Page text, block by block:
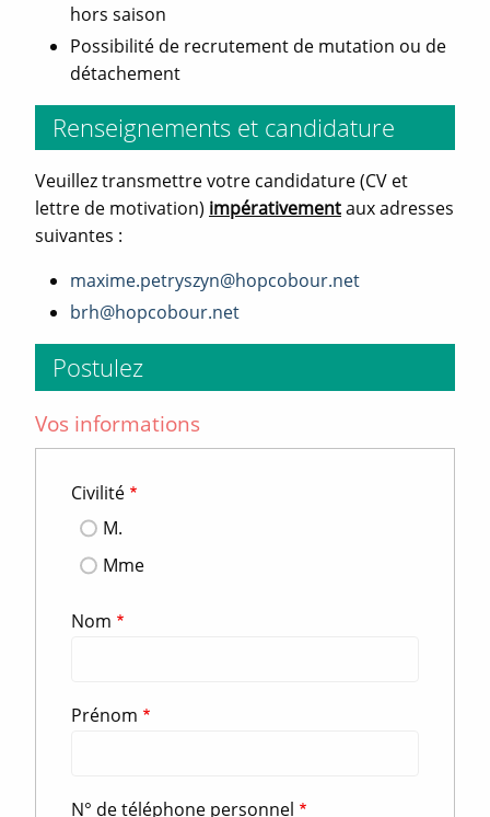
hors saison
Possibilité de recrutement de mutation ou de
détachement
Renseignements et candidature
Veuillez transmettre votre candidature (CV et
lettre de motivation) impérativementaux adresses
suivantes :
maxime.petryszyn@hopcobour.net
brh@hopcobour.net
Postulez
Vos informations
Civilité
M.
Mme
Nom
Prénom
N° de téléphone personnel